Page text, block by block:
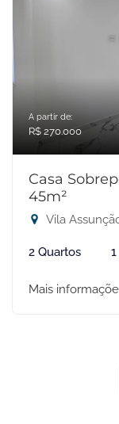
A partir de:
R$ 270.000
Casa
45m²
Vila
2 Quartos
Mais